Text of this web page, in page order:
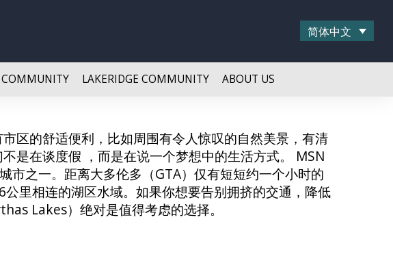
简体中文
COMMUNITY LAKERIDGE COMMUNITY ABOUT US
区的舒适便利，比如周围有令人惊叹的自然美景，有清
是在谈度假 ，而是在说一个梦想中的生活方式。 MSN
之一。距离大多伦多（GTA）仅有短短约一个小时的
里相连的湖区水域。如果你想要告别拥挤的交通，降低
Lakes）绝对是值得考虑的选择。